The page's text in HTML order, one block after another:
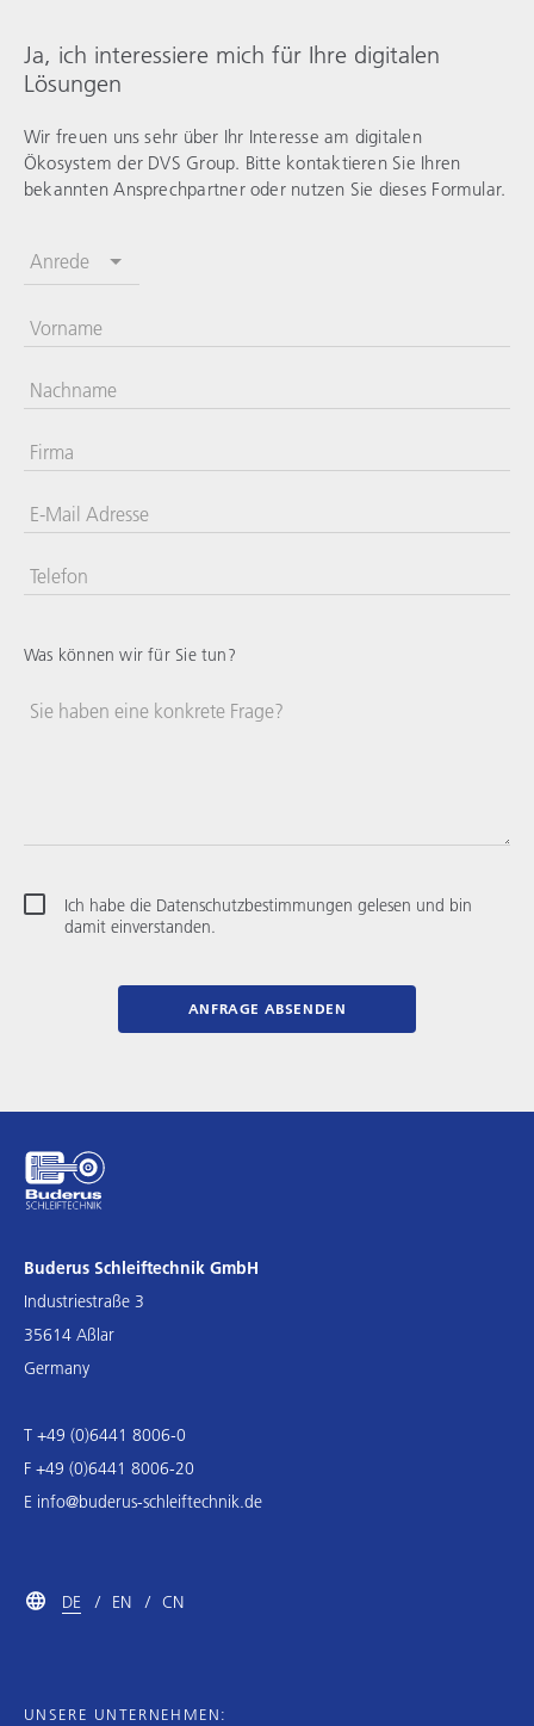
Ja, ich interessiere mich für Ihre digitalen
Lösungen
Wir freuen uns sehr über Ihr Interesse am digitalen
Ökosystem der DVS Group. Bitte kontaktieren Sie Ihren
bekannten Ansprechpartner oder nutzen Sie dieses Formular.
Anrede
Vorname
Nachname
Firma
E-Mail Adresse
Vereinigte
Telefon
Was können wir für Sie tun?
Sie haben eine konkrete Frage?
Ich habe die Datenschutzbestimmungen gelesen und bin
damit einverstanden.
ANFRAGE ABSENDEN
Buderus Schleiftechnik GmbH
Industriestraße 3
35614 Aßlar
Germany
T +49 (0)6441 8006-0
F +49 (0)6441 8006-20
E info@buderus-schleiftechnik.de
DE EN CN
UNSERE UNTERNEHMEN: